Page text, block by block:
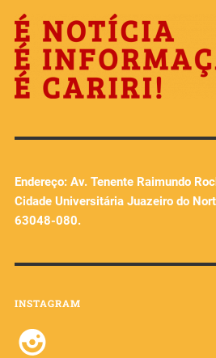
Endereço: Av. Tenente Raimundo
Cidade Universitária Juazeiro do
63048-080.
INSTAGRAM